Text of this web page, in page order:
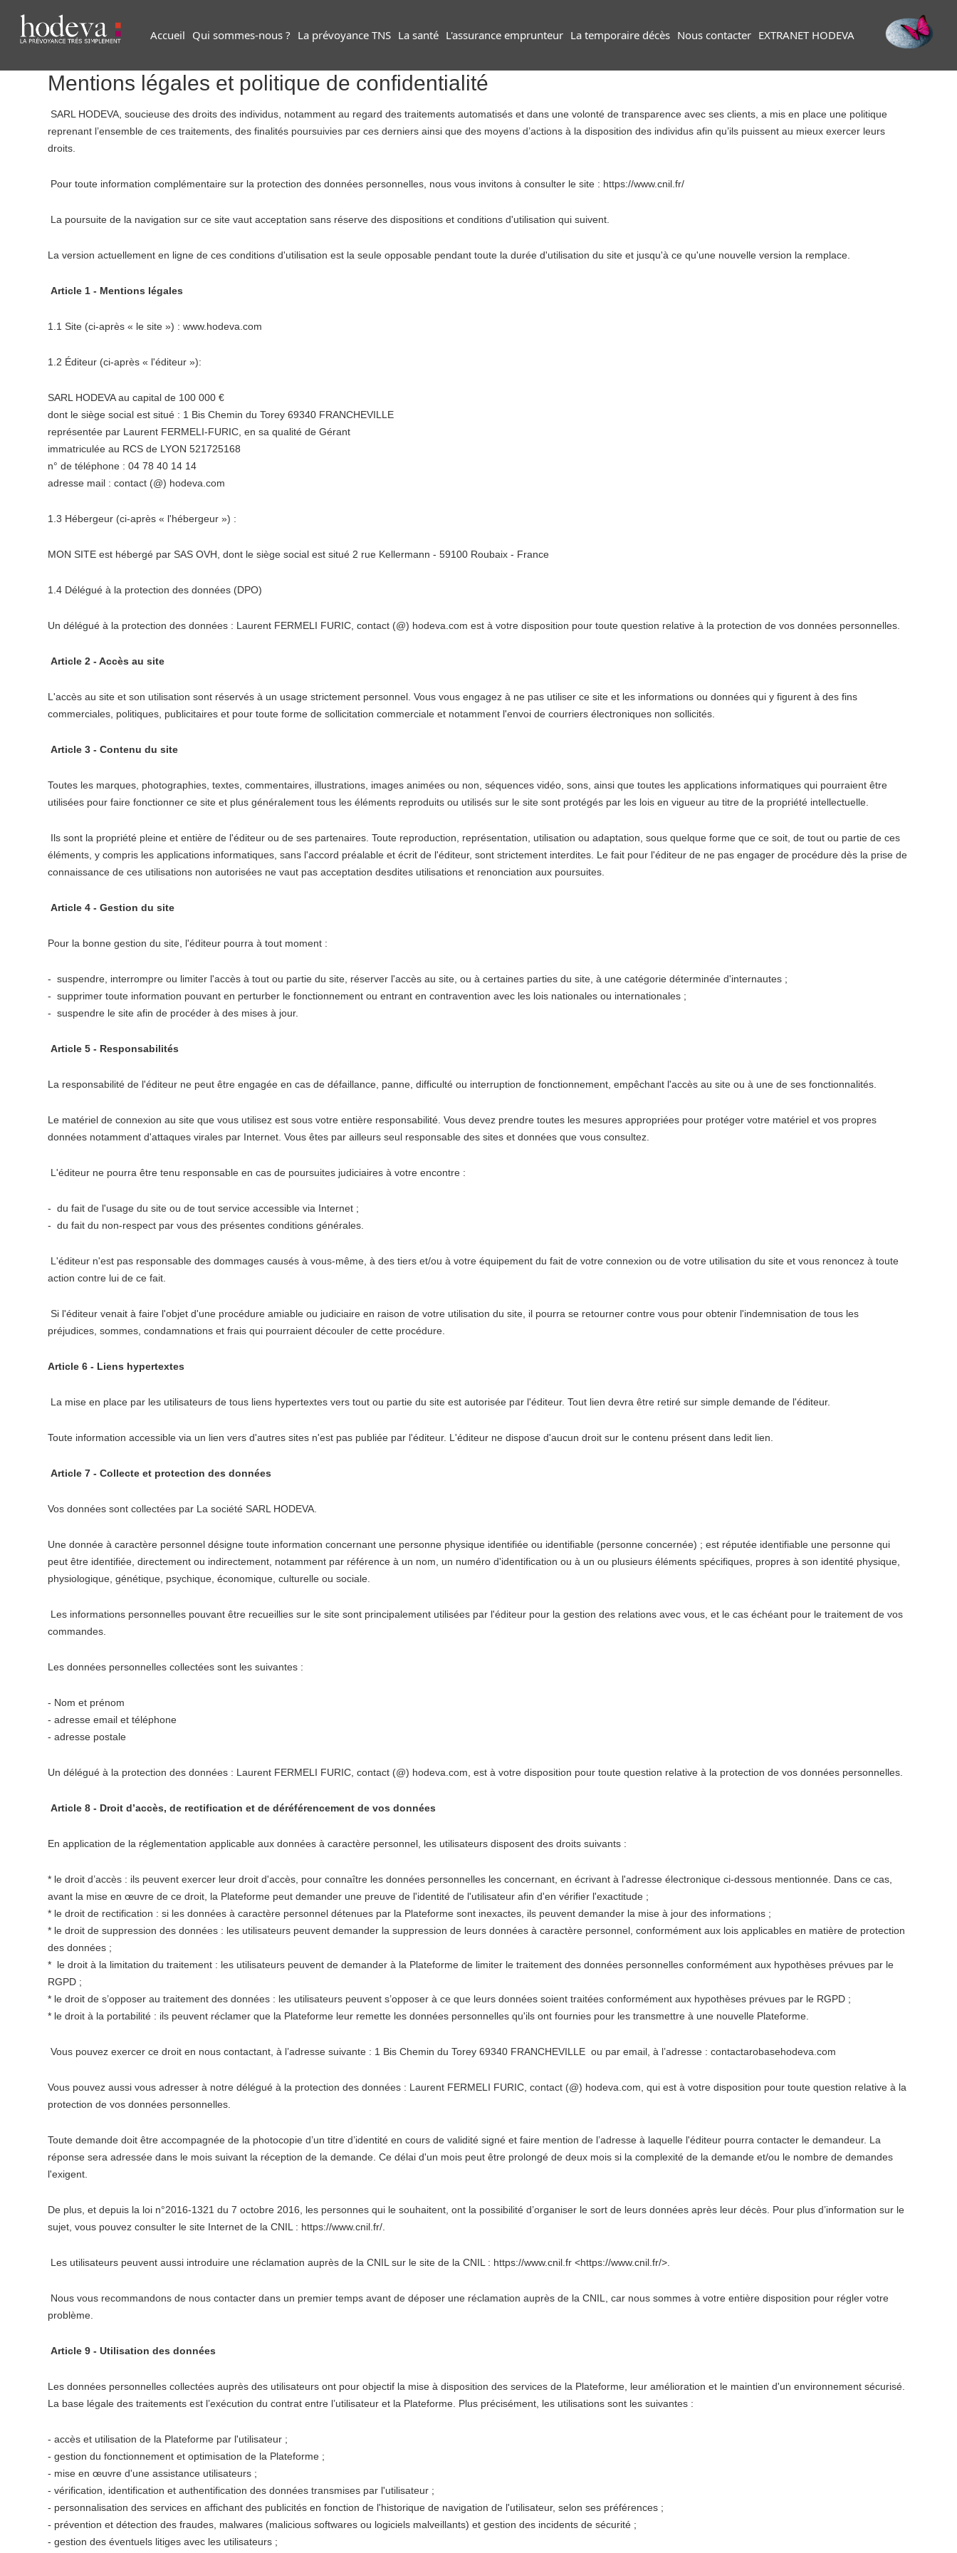
Accueil Qui sommes-nous ? La prévoyance TNS La santé L'assurance emprunteur La temporaire décès Nous contacter EXTRANET HODEVA
Mentions légales et politique de confidentialité
SARL HODEVA, soucieuse des droits des individus, notamment au regard des traitements automatisés et dans une volonté de transparence avec ses clients, a mis en place une politique
reprenant l’ensemble de ces traitements, des finalités poursuivies par ces derniers ainsi que des moyens d’actions à la disposition des individus afin qu’ils puissent au mieux exercer leurs
droits.
Pour toute information complémentaire sur la protection des données personnelles, nous vous invitons à consulter le site : https://www.cnil.fr/
La poursuite de la navigation sur ce site vaut acceptation sans réserve des dispositions et conditions d'utilisation qui suivent.
La version actuellement en ligne de ces conditions d'utilisation est la seule opposable pendant toute la durée d'utilisation du site et jusqu'à ce qu'une nouvelle version la remplace.
Article 1 - Mentions légales
1.1 Site (ci-après « le site ») : www.hodeva.com
1.2 Éditeur (ci-après « l'éditeur »):
SARL HODEVA au capital de 100 000 €
dont le siège social est situé : 1 Bis Chemin du Torey 69340 FRANCHEVILLE
représentée par Laurent FERMELI-FURIC, en sa qualité de Gérant
immatriculée au RCS de LYON 521725168
n° de téléphone : 04 78 40 14 14
adresse mail : contact (@) hodeva.com
1.3 Hébergeur (ci-après « l'hébergeur ») :
MON SITE est hébergé par SAS OVH, dont le siège social est situé 2 rue Kellermann - 59100 Roubaix - France
1.4 Délégué à la protection des données (DPO)
Un délégué à la protection des données : Laurent FERMELI FURIC, contact (@) hodeva.com est à votre disposition pour toute question relative à la protection de vos données personnelles.
Article 2 - Accès au site
L'accès au site et son utilisation sont réservés à un usage strictement personnel. Vous vous engagez à ne pas utiliser ce site et les informations ou données qui y figurent à des fins
commerciales, politiques, publicitaires et pour toute forme de sollicitation commerciale et notamment l'envoi de courriers électroniques non sollicités.
Article 3 - Contenu du site
Toutes les marques, photographies, textes, commentaires, illustrations, images animées ou non, séquences vidéo, sons, ainsi que toutes les applications informatiques qui pourraient être
utilisées pour faire fonctionner ce site et plus généralement tous les éléments reproduits ou utilisés sur le site sont protégés par les lois en vigueur au titre de la propriété intellectuelle.
Ils sont la propriété pleine et entière de l'éditeur ou de ses partenaires. Toute reproduction, représentation, utilisation ou adaptation, sous quelque forme que ce soit, de tout ou partie de ces
éléments, y compris les applications informatiques, sans l'accord préalable et écrit de l'éditeur, sont strictement interdites. Le fait pour l'éditeur de ne pas engager de procédure dès la prise de
connaissance de ces utilisations non autorisées ne vaut pas acceptation desdites utilisations et renonciation aux poursuites.
Article 4 - Gestion du site
Pour la bonne gestion du site, l'éditeur pourra à tout moment :
- suspendre, interrompre ou limiter l'accès à tout ou partie du site, réserver l'accès au site, ou à certaines parties du site, à une catégorie déterminée d'internautes ;
- supprimer toute information pouvant en perturber le fonctionnement ou entrant en contravention avec les lois nationales ou internationales ;
- suspendre le site afin de procéder à des mises à jour.
Article 5 - Responsabilités
La responsabilité de l'éditeur ne peut être engagée en cas de défaillance, panne, difficulté ou interruption de fonctionnement, empêchant l'accès au site ou à une de ses fonctionnalités.
Le matériel de connexion au site que vous utilisez est sous votre entière responsabilité. Vous devez prendre toutes les mesures appropriées pour protéger votre matériel et vos propres
données notamment d'attaques virales par Internet. Vous êtes par ailleurs seul responsable des sites et données que vous consultez.
L'éditeur ne pourra être tenu responsable en cas de poursuites judiciaires à votre encontre :
- du fait de l'usage du site ou de tout service accessible via Internet ;
- du fait du non-respect par vous des présentes conditions générales.
L'éditeur n'est pas responsable des dommages causés à vous-même, à des tiers et/ou à votre équipement du fait de votre connexion ou de votre utilisation du site et vous renoncez à toute
action contre lui de ce fait.
Si l'éditeur venait à faire l'objet d'une procédure amiable ou judiciaire en raison de votre utilisation du site, il pourra se retourner contre vous pour obtenir l'indemnisation de tous les
préjudices, sommes, condamnations et frais qui pourraient découler de cette procédure.
Article 6 - Liens hypertextes
La mise en place par les utilisateurs de tous liens hypertextes vers tout ou partie du site est autorisée par l'éditeur. Tout lien devra être retiré sur simple demande de l'éditeur.
Toute information accessible via un lien vers d'autres sites n'est pas publiée par l'éditeur. L'éditeur ne dispose d'aucun droit sur le contenu présent dans ledit lien.
Article 7 - Collecte et protection des données
Vos données sont collectées par La société SARL HODEVA.
Une donnée à caractère personnel désigne toute information concernant une personne physique identifiée ou identifiable (personne concernée) ; est réputée identifiable une personne qui
peut être identifiée, directement ou indirectement, notamment par référence à un nom, un numéro d'identification ou à un ou plusieurs éléments spécifiques, propres à son identité physique,
physiologique, génétique, psychique, économique, culturelle ou sociale.
Les informations personnelles pouvant être recueillies sur le site sont principalement utilisées par l'éditeur pour la gestion des relations avec vous, et le cas échéant pour le traitement de vos
commandes.
Les données personnelles collectées sont les suivantes :
- Nom et prénom
- adresse email et téléphone
- adresse postale
Un délégué à la protection des données : Laurent FERMELI FURIC, contact (@) hodeva.com, est à votre disposition pour toute question relative à la protection de vos données personnelles.
Article 8 - Droit d’accès, de rectification et de déréférencement de vos données
En application de la réglementation applicable aux données à caractère personnel, les utilisateurs disposent des droits suivants :
* le droit d’accès : ils peuvent exercer leur droit d'accès, pour connaître les données personnelles les concernant, en écrivant à l'adresse électronique ci-dessous mentionnée. Dans ce cas,
avant la mise en œuvre de ce droit, la Plateforme peut demander une preuve de l'identité de l'utilisateur afin d'en vérifier l'exactitude ;
* le droit de rectification : si les données à caractère personnel détenues par la Plateforme sont inexactes, ils peuvent demander la mise à jour des informations ;
* le droit de suppression des données : les utilisateurs peuvent demander la suppression de leurs données à caractère personnel, conformément aux lois applicables en matière de protection
des données ;
* le droit à la limitation du traitement : les utilisateurs peuvent de demander à la Plateforme de limiter le traitement des données personnelles conformément aux hypothèses prévues par le
RGPD ;
* le droit de s’opposer au traitement des données : les utilisateurs peuvent s’opposer à ce que leurs données soient traitées conformément aux hypothèses prévues par le RGPD ;
* le droit à la portabilité : ils peuvent réclamer que la Plateforme leur remette les données personnelles qu'ils ont fournies pour les transmettre à une nouvelle Plateforme.
Vous pouvez exercer ce droit en nous contactant, à l’adresse suivante : 1 Bis Chemin du Torey 69340 FRANCHEVILLE ou par email, à l’adresse : contactarobasehodeva.com
Vous pouvez aussi vous adresser à notre délégué à la protection des données : Laurent FERMELI FURIC, contact (@) hodeva.com, qui est à votre disposition pour toute question relative à la
protection de vos données personnelles.
Toute demande doit être accompagnée de la photocopie d’un titre d’identité en cours de validité signé et faire mention de l’adresse à laquelle l'éditeur pourra contacter le demandeur. La
réponse sera adressée dans le mois suivant la réception de la demande. Ce délai d'un mois peut être prolongé de deux mois si la complexité de la demande et/ou le nombre de demandes
l'exigent.
De plus, et depuis la loi n°2016-1321 du 7 octobre 2016, les personnes qui le souhaitent, ont la possibilité d’organiser le sort de leurs données après leur décès. Pour plus d’information sur le
sujet, vous pouvez consulter le site Internet de la CNIL : https://www.cnil.fr/.
Les utilisateurs peuvent aussi introduire une réclamation auprès de la CNIL sur le site de la CNIL : https://www.cnil.fr <https://www.cnil.fr/>.
Nous vous recommandons de nous contacter dans un premier temps avant de déposer une réclamation auprès de la CNIL, car nous sommes à votre entière disposition pour régler votre
problème.
Article 9 - Utilisation des données
Les données personnelles collectées auprès des utilisateurs ont pour objectif la mise à disposition des services de la Plateforme, leur amélioration et le maintien d'un environnement sécurisé.
La base légale des traitements est l’exécution du contrat entre l’utilisateur et la Plateforme. Plus précisément, les utilisations sont les suivantes :
- accès et utilisation de la Plateforme par l'utilisateur ;
- gestion du fonctionnement et optimisation de la Plateforme ;
- mise en œuvre d'une assistance utilisateurs ;
- vérification, identification et authentification des données transmises par l'utilisateur ;
- personnalisation des services en affichant des publicités en fonction de l'historique de navigation de l'utilisateur, selon ses préférences ;
- prévention et détection des fraudes, malwares (malicious softwares ou logiciels malveillants) et gestion des incidents de sécurité ;
- gestion des éventuels litiges avec les utilisateurs ;